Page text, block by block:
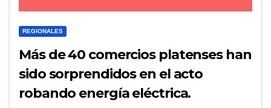
REGIONALES
Más de 40 comercios platenses han
sido sorprendidos en el acto
robando energía eléctrica.